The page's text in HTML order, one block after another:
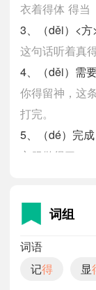
衣着得体 得当
3、（děi）<方
这句话听着真得
4、（děi）需
你得留神，这
打完。
5、（dé）完成
衣服做得了。
7、（de）用
早期白话）
进得屋来。
词组
词语
记得 显